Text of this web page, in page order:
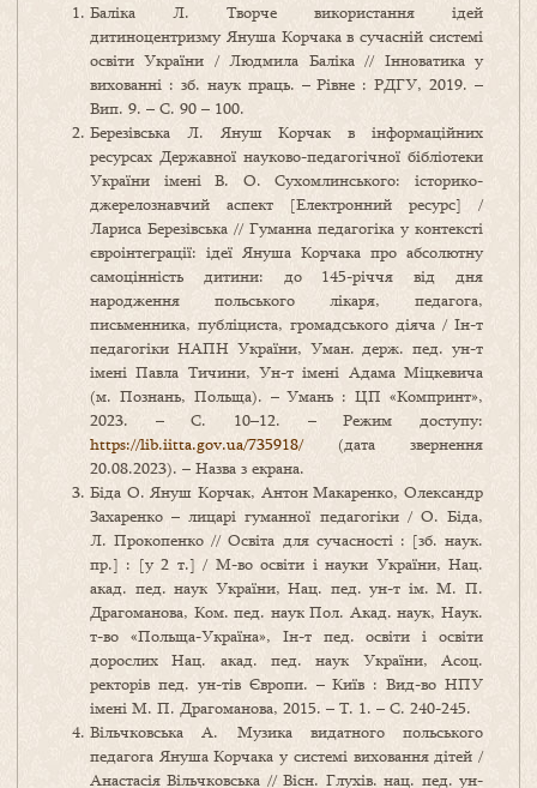
Баліка Л. Творче використання ідей
дитиноцентризму Януша Корчака в сучасній системі
освіти України / Людмила Баліка // Інноватика у
вихованні : зб. наук праць. – Рівне : РДГУ, 2019. –
Вип. 9. – С. 90 – 100.
Березівська Л. Януш Корчак в інформаційних
ресурсах Державної науково-педагогічної бібліотеки
України імені В. О. Сухомлинського: історико-
джерелознавчий аспект [Електронний ресурс] /
Лариса Березівська // Гуманна педагогіка у контексті
євроінтеграції: ідеї Януша Корчака про абсолютну
самоцінність дитини: до 145-річчя від дня
народження польського лікаря, педагога,
письменника, публіциста, громадського діяча / Ін-т
педагогіки НАПН України, Уман. держ. пед. ун-т
імені Павла Тичини, Ун-т імені Адама Міцкевича
(м. Познань, Польща). – Умань : ЦП «Компринт»,
2023. – С. 10–12. – Режим доступу:
https://lib.iitta.gov.ua/735918/(дата звернення
20.08.2023). – Назва з екрана.
Біда О. Януш Корчак, Антон Макаренко, Олександр
Захаренко – лицарі гуманної педагогіки / О. Біда,
Л. Прокопенко // Освіта для сучасності : [зб. наук.
пр.] : [у 2 т.] / М-во освіти і науки України, Нац.
акад. пед. наук України, Нац. пед. ун-т ім. М. П.
Драгоманова, Ком. пед. наук Пол. Акад. наук, Наук.
т-во «Польща-Україна», Ін-т пед. освіти і освіти
дорослих Нац. акад. пед. наук України, Асоц.
ректорів пед. ун-тів Європи. – Київ : Вид-во НПУ
імені М. П. Драгоманова, 2015. – Т. 1. – С. 240-245.
Вільчковська А. Музика видатного польського
педагога Януша Корчака у системі виховання дітей /
Анастасія Вільчковська // Вісн. Глухів. нац. пед. ун-